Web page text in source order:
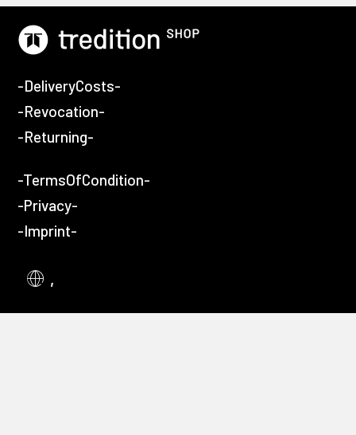
-DeliveryCosts-
-Revocation-
-Returning-
-TermsOfCondition-
-Privacy-
-Imprint-
,